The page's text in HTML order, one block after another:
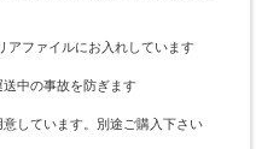
アファイルにお入れしています
中の事故を防ぎます
しています。別途ご購入下さい